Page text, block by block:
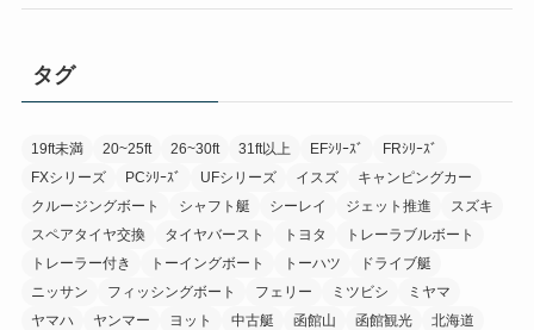
タグ
19ft未満 20~25ft 26~30ft 31ft以上 EFｼﾘｰｽﾞ
FRｼﾘｰｽﾞ
FXシリーズ
PCｼﾘｰｽﾞ UFシリーズ イスズ
キャンピングカー
クルージングボート
シャフト艇 シーレイ ジェット推進
スズキ
スペアタイヤ交換
タイヤバースト トヨタ
トレーラブルボート
トレーラー付き
トーイングボート トーハツ
ドライブ艇
ニッサン
フィッシングボート フェリー ミツビシ
ミヤマ
ヤマハ
ヤンマー ヨット 中古艇 函館山 函館観光
北海道